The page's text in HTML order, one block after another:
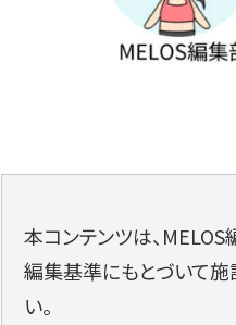
本コンテンツは、
編集基準にもとづいて施
い。